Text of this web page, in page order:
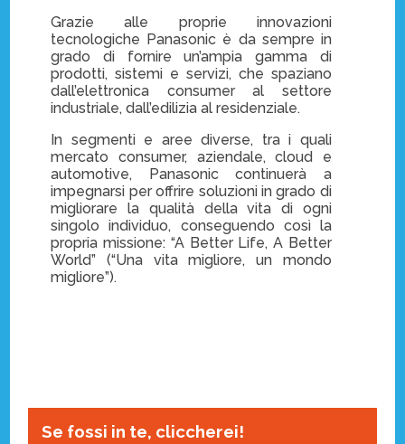
Grazie alle proprie innovazioni
tecnologiche Panasonic è da sempre in
grado di fornire un’ampia gamma di
prodotti, sistemi e servizi, che spaziano
dall’elettronica consumer al settore
industriale, dall’edilizia al residenziale.
In segmenti e aree diverse, tra i quali
mercato consumer, aziendale, cloud e
automotive, Panasonic continuerà a
impegnarsi per offrire soluzioni in grado di
migliorare la qualità della vita di ogni
singolo individuo, conseguendo così la
propria missione: “A Better Life, A Better
World” (“Una vita migliore, un mondo
migliore”).
Se fossi in te, cliccherei!